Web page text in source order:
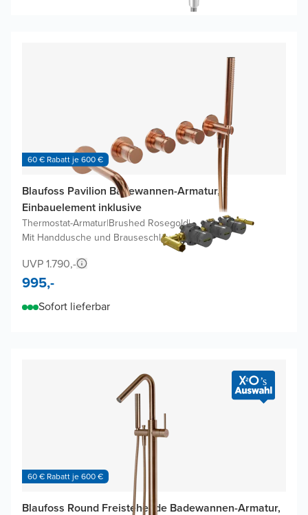
60 € Rabatt je 600 €
Blaufoss Pavilion Badewannen-Armatur,
Einbauelement inklusive
Thermostat-Armatur|Brushed Rosegold|
Mit Handdusche und Brauseschlauch
UVP 1.790,-
995,-
Sofort lieferbar
60 € Rabatt je 600 €
Blaufoss Round Freistehende Badewannen-Armatur,